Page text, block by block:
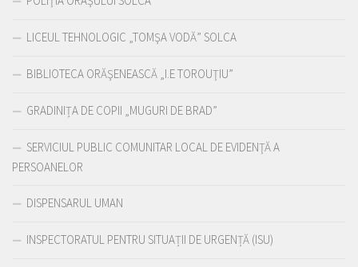
LICEUL TEHNOLOGIC „TOMŞA VODĂ” SOLCA
BIBLIOTECA ORĂŞENEASCĂ „I.E TOROUŢIU”
GRADINIȚA DE COPII „MUGURI DE BRAD”
SERVICIUL PUBLIC COMUNITAR LOCAL DE EVIDENŢĂ A
PERSOANELOR
DISPENSARUL UMAN
INSPECTORATUL PENTRU SITUAȚII DE URGENȚĂ (ISU)